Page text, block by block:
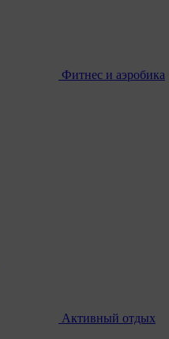
Фитнес и аэробика
Активный отдых